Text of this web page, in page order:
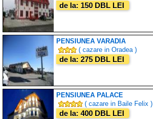
de la: 150 DBL LEI
PENSIUNEA VARADIA
( cazare in Oradea )
de la: 275 DBL LEI
PENSIUNEA PALACE
( cazare in Baile Felix )
de la: 400 DBL LEI